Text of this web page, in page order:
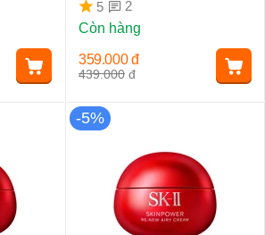
5
2
Còn hàng
439.000 đ
359.000 đ
-5%